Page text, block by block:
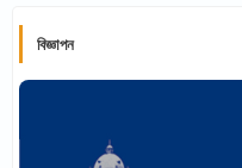
বিজ্ঞাপন